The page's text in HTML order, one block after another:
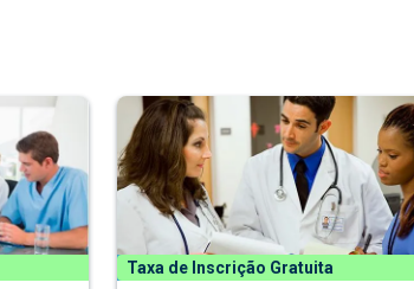
Taxa de Inscrição Gratuita